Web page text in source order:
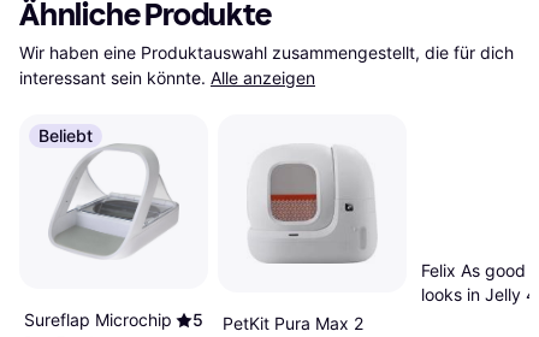
Ähnliche Produkte
Wir haben eine Produktauswahl zusammengestellt, die für dich
interessant sein könnte. Alle anzeigen
Beliebt
Sureflap Microchip
5 PetKit Pura Max 2
Felix As good
looks in Jelly